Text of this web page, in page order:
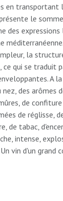
en transportant
le
des
la
qui se traduit
A
nez, des arômes
de
de réglisse,
de tabac,
intense,
vin d'un grand